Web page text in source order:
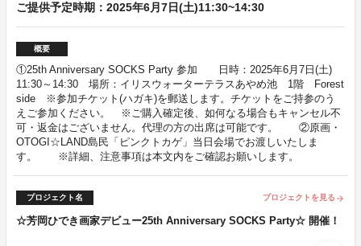
ご提供予定時期：2025年6月7日(土)11:30~14:30
概要
①25th Anniversary SOCKS Party 参加 日時：2025年6月7日(土)
11:30～14:30 場所：イリスウォーターテラスあやめ池 1階 Forest
side ※参加チケット(ハガキ)を郵送します。チケットをご持参のう
えご参加ください。 ※ご購入確定後、如何なる場合もキャンセル不
可・返金はございません。代理の方の出席は可能です。 ②原画・
OTOGI☆LAND島民「ピンクトカゲ」当日会場でお渡しいたしま
す。 ※詳細、注意事項は本文内をご確認お願いします。
プロジェクト名 プロジェクトを見る arrow_forward
☆芳岡ひでき画家デビュー25th Anniversary SOCKS Party☆ 開催！